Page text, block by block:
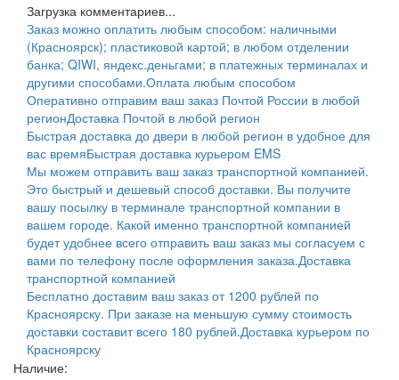
Загрузка комментариев...
Заказ можно оплатить любым способом: наличными
(Красноярск); пластиковой картой; в любом отделении
банка; QIWI, яндекс.деньгами; в платежных терминалах и
другими способами.Оплата любым способом
Оперативно отправим ваш заказ Почтой России в любой
регионДоставка Почтой в любой регион
Быстрая доставка до двери в любой регион в удобное для
вас времяБыстрая доставка курьером EMS
Мы можем отправить ваш заказ транспортной компанией.
Это быстрый и дешевый способ доставки. Вы получите
вашу посылку в терминале транспортной компании в
вашем городе. Какой именно транспортной компанией
будет удобнее всего отправить ваш заказ мы согласуем с
вами по телефону после оформления заказа.Доставка
транспортной компанией
Бесплатно доставим ваш заказ от 1200 рублей по
Красноярску. При заказе на меньшую сумму стоимость
доставки составит всего 180 рублей.Доставка курьером по
Красноярску
Наличие: